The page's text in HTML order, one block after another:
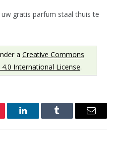
gratis parfum staal thuis te
a Creative Commons
International License.
LinkedInTumblr Email